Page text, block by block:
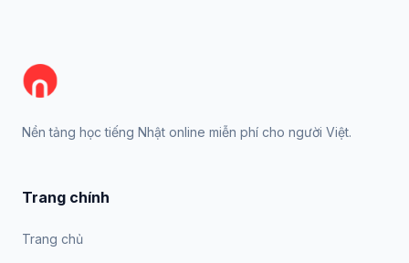
Nền tảng học tiếng Nhật online miễn phí cho người Việt.
Trang chính
Trang chủ